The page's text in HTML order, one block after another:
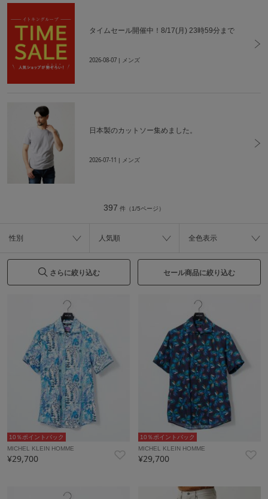
タイムセール開催中！8/17(月) 23時59分まで
2026-08-07 | メンズ
日本製のカットソー集めました。
2026-07-11 | メンズ
397 件（1/5ページ）
性別 人気順 全色表示
さらに絞り込む セール商品に絞り込む
10％ポイントバック
MICHEL KLEIN HOMME
¥29,700
10％ポイントバック
MICHEL KLEIN HOMME
¥29,700